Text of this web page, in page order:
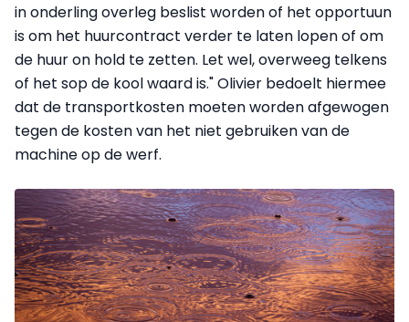
in onderling overleg beslist worden of het opportuun
is om het huurcontract verder te laten lopen of om
de huur on hold te zetten. Let wel, overweeg telkens
of het sop de kool waard is." Olivier bedoelt hiermee
dat de transportkosten moeten worden afgewogen
tegen de kosten van het niet gebruiken van de
machine op de werf.